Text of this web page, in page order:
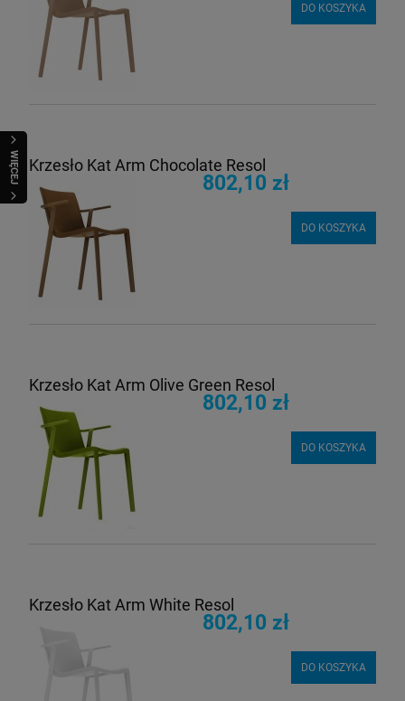
WIĘCEJ
DO KOSZYKA
Krzesło Kat Arm Chocolate Resol
802,10 zł
DO KOSZYKA
Krzesło Kat Arm Olive Green Resol
802,10 zł
DO KOSZYKA
Krzesło Kat Arm White Resol
802,10 zł
DO KOSZYKA